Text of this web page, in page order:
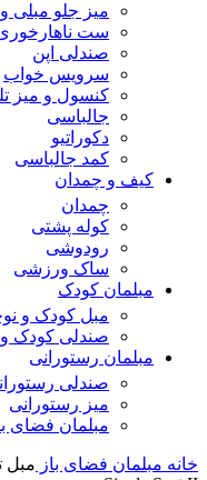
میز جلو مبلی
ست
صندلی اپن
سرویس خواب
کنسول و میز
جالباسی
دکوراتیو
کمد جالباسی
کیف و چمدان
چمدان
کوله پشتی
رودوشی
ساک ورزشی
مبلمان کودک
مبل کودک و
صندلی کودک و
مبلمان رستورانی
صندلی
میز رستورانی
مبلمان فضای
خانه مبلمان فضای باز